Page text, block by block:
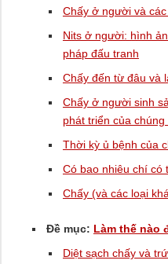
Chấy ở người và
Nits ở người: hình
pháp đấu tranh
Chấy đến từ đâu và
Chấy ở người sinh
phát triển của chúng
Thời kỳ ủ bệnh của
Có bao nhiêu chí có
Chấy (và các loại
Đề mục: Làm thế nào
Diệt sạch chấy và